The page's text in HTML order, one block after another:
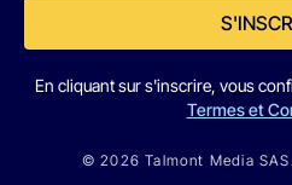
En cliquant sur s'inscrire, vous
Termes et
© 2026 Talmont Media